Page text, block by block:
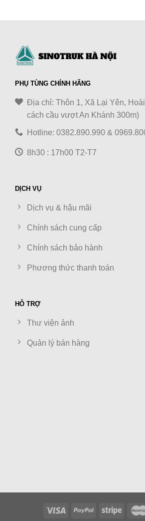
PHỤ TÙNG CHÍNH HÃNG
Địa chỉ: Thôn 1, Xã Lại Yên,
cách cầu vượt An Khánh 300m)
Hotline: 0382.890.990 &
8h30 : 17h00 T2-T7
DỊCH VỤ
Dịch vụ & hậu mãi
Chính sách cung cấp
Chính sách bảo hành
Phương thức thanh toán
HỖ TRỢ
Thư viện ảnh
Quản lý bán hàng